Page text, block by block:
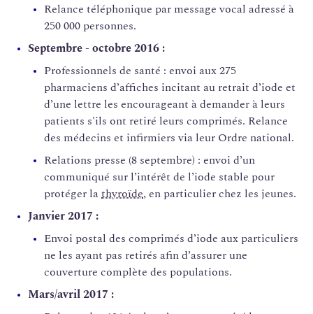
Relance téléphonique par message vocal adressé à
250 000 personnes.
Septembre - octobre 2016 :
Professionnels de santé : envoi aux 275
pharmaciens d’affiches incitant au retrait d’iode et
d’une lettre les encourageant à demander à leurs
patients s'ils ont retiré leurs comprimés. Relance
des médecins et infirmiers via leur Ordre national.
Relations presse (8 septembre) : envoi d’un
communiqué sur l’intérêt de l’iode stable pour
protéger lathyroïde, en particulier chez les jeunes.
Janvier 2017 :
Envoi postal des comprimés d’iode aux particuliers
ne les ayant pas retirés afin d’assurer une
couverture complète des populations.
Mars/avril 2017 :